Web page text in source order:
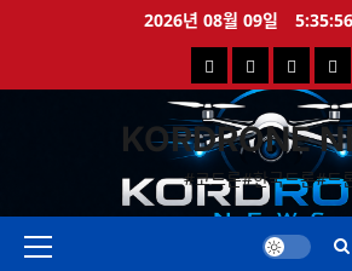
로
2026년 08월 09일
국
내
드
론
뉴
해
외
드
론
뉴
드
영
상
드
론
특
가
KORDRONE
#코드론#한국드론#드
주